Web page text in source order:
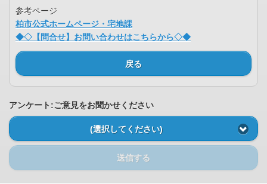
参考ページ
柏市公式ホームページ・宅地課
◆◇【問合せ】お問い合わせはこちらから◇◆
戻る
アンケート:ご意見をお聞かせください
(選択してください)
送信する